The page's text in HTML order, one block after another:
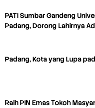
PATI Sumbar Gandeng
Padang, Dorong Lahirnya
Padang, Kota yang Lupa
Raih PIN Emas Tokoh